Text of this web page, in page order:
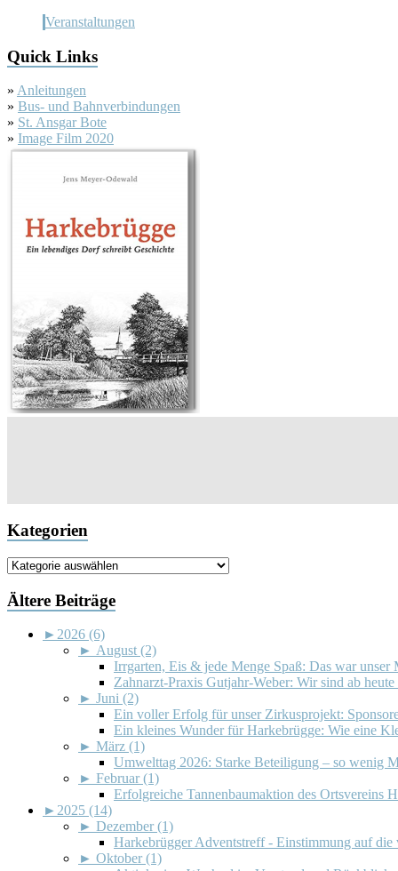
Veranstaltungen
Quick Links
» Anleitungen
» Bus- und Bahnverbindungen
» St. Ansgar Bote
» Image Film 2020
Kategorien
Kategorien
Ältere Beiträge
► 2026 (6)
► August (2)
Irrgarten, Eis & jede Menge Spaß: Das war
Zahnarzt-Praxis Gutjahr-Weber: Wir sind ab
► Juni (2)
Ein voller Erfolg für unser Zirkusprojekt:
Ein kleines Wunder für Harkebrügge: Wie eine
► März (1)
Umwelttag 2026: Starke Beteiligung – so wenig
► Februar (1)
Erfolgreiche Tannenbaumaktion des Ortsvereins
► 2025 (14)
► Dezember (1)
Harkebrügger Adventstreff - Einstimmung auf
► Oktober (1)